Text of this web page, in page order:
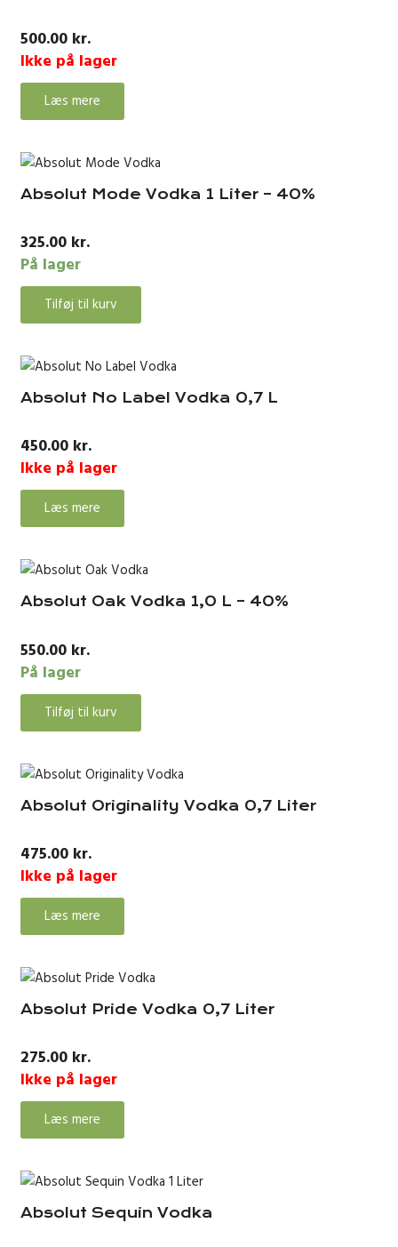
500.00 kr.
Ikke på lager
Læs mere
Absolut Mode Vodka 1 Liter – 40%
325.00 kr.
På lager
Tilføj til kurv
Absolut No Label Vodka 0,7 L
450.00 kr.
Ikke på lager
Læs mere
Absolut Oak Vodka 1,0 L – 40%
550.00 kr.
På lager
Tilføj til kurv
Absolut Originality Vodka 0,7 Liter
475.00 kr.
Ikke på lager
Læs mere
Absolut Pride Vodka 0,7 Liter
275.00 kr.
Ikke på lager
Læs mere
Absolut Sequin Vodka